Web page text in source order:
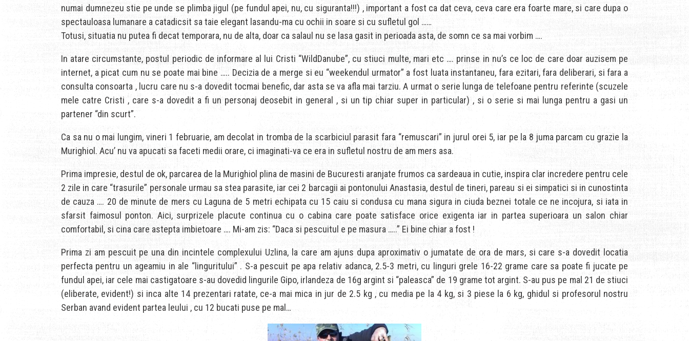
numai dumnezeu stie pe unde se plimba jigul (pe fundul apei, nu, cu siguranta!!!) , important a fost ca dat ceva, ceva care era foarte mare, si care dupa o
spectauloasa lumanare a catadicsit sa taie elegant lasandu-ma cu ochii in soare si cu sufletul gol ……
Totusi, situatia nu putea fi decat temporara, nu de alta, doar ca salaul nu se lasa gasit in perioada asta, de somn ce sa mai vorbim ….
In atare circumstante, postul periodic de informare al lui Cristi “WildDanube”, cu stiuci multe, mari etc …. prinse in nu’s ce loc de care doar auzisem pe
internet, a picat cum nu se poate mai bine ….. Decizia de a merge si eu “weekendul urmator” a fost luata instantaneu, fara ezitari, fara deliberari, si fara a
consulta consoarta , lucru care nu s-a dovedit tocmai benefic, dar asta se va afla mai tarziu. A urmat o serie lunga de telefoane pentru referinte (scuzele
mele catre Cristi , care s-a dovedit a fi un personaj deosebit in general , si un tip chiar super in particular) , si o serie si mai lunga pentru a gasi un
partener “din scurt”.
Ca sa nu o mai lungim, vineri 1 februarie, am decolat in tromba de la scarbiciul parasit fara “remuscari” in jurul orei 5, iar pe la 8 juma parcam cu grazie la
Murighiol. Acu’ nu va apucati sa faceti medii orare, ci imaginati-va ce era in sufletul nostru de am mers asa.
Prima impresie, destul de ok, parcarea de la Murighiol plina de masini de Bucuresti aranjate frumos ca sardeaua in cutie, inspira clar incredere pentru cele
2 zile in care “trasurile” personale urmau sa stea parasite, iar cei 2 barcagii ai pontonului Anastasia, destul de tineri, pareau si ei simpatici si in cunostinta
de cauza …. 20 de minute de mers cu Laguna de 5 metri echipata cu 15 caiu si condusa cu mana sigura in ciuda beznei totale ce ne incojura, si iata in
sfarsit faimosul ponton. Aici, surprizele placute continua cu o cabina care poate satisface orice exigenta iar in partea superioara un salon chiar
comfortabil, si cina care astepta imbietoare …. Mi-am zis: “Daca si pescuitul e pe masura …..” Ei bine chiar a fost !
Prima zi am pescuit pe una din incintele complexului Uzlina, la care am ajuns dupa aproximativ o jumatate de ora de mars, si care s-a dovedit locatia
perfecta pentru un ageamiu in ale “linguritului” . S-a pescuit pe apa relativ adanca, 2.5-3 metri, cu linguri grele 16-22 grame care sa poate fi jucate pe
fundul apei, iar cele mai castigatoare s-au dovedid lingurile Gipo, irlandeza de 16g argint si “paleasca” de 19 grame tot argint. S-au pus pe mal 21 de stiuci
(eliberate, evident!) si inca alte 14 prezentari ratate, ce-a mai mica in jur de 2.5 kg , cu media pe la 4 kg, si 3 piese la 6 kg, ghidul si profesorul nostru
Serban avand evident partea leului , cu 12 bucati puse pe mal…